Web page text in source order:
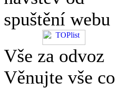
spuštění webu
Vše za odvoz
Věnujte vše co